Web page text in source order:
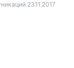
23.11.2017